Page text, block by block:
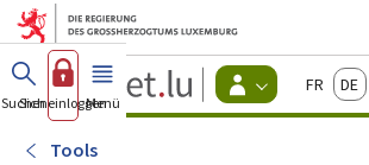
Zum Hauptmenü
Zum Inhalt
Guichet.lu
Changer
d'espace
Français
Suchen
Sich einloggen
Menü Haupt-
Tools